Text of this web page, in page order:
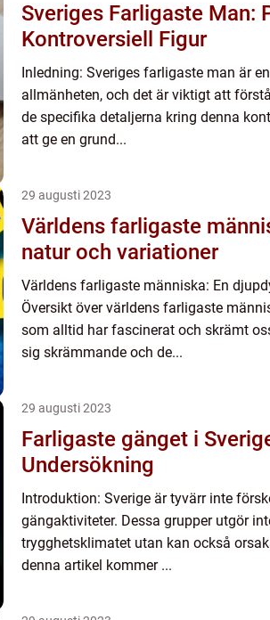
Sveriges Farligaste Man:
Kontroversiell Figur
Inledning: Sveriges farligaste man är
allmänheten, och det är viktigt att
de specifika detaljerna kring denna
att ge en grund...
29 augusti 2023
Världens farligaste
natur och variationer
Världens farligaste människa: En
Översikt över världens farligaste
som alltid har fascinerat och skrämt
sig skrämmande och de...
29 augusti 2023
Farligaste gänget i
Undersökning
Introduktion: Sverige är tyvärr inte
gängaktiviteter. Dessa grupper utgör
trygghetsklimatet utan kan också
denna artikel kommer ...